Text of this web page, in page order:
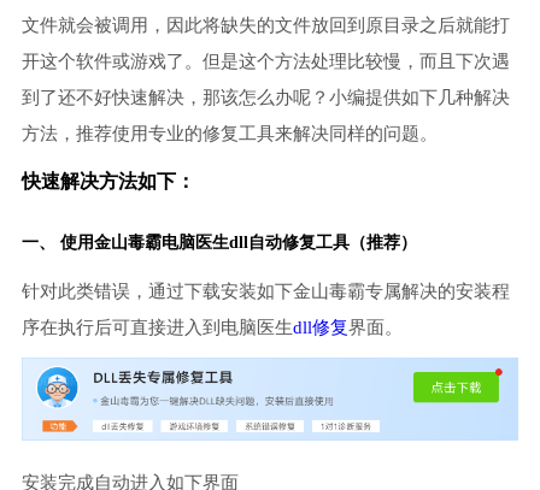
文件就会被调用，因此将缺失的文件放回到原目录之后就能打
开这个软件或游戏了。但是这个方法处理比较慢，而且下次遇
到了还不好快速解决，那该怎么办呢？小编提供如下几种解决
方法，推荐使用专业的修复工具来解决同样的问题。
快速解决方法如下：
一、 使用金山毒霸电脑医生dll自动修复工具（推荐）
针对此类错误，通过下载安装如下金山毒霸专属解决的安装程
序在执行后可直接进入到电脑医生dll修复界面。
安装完成自动进入如下界面